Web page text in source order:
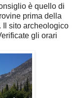
è quello di
prima della
Il sito archeologico
gli orari